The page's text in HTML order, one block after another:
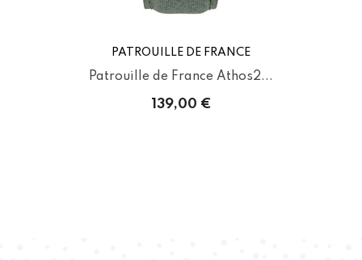
PATROUILLE DE FRANCE
Patrouille de France Athos2...
139,00 €